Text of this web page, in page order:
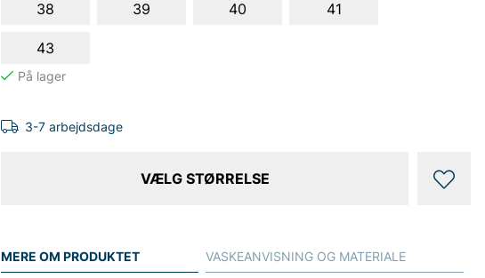
38
39 40 41
43
3-7 arbejdsdage
VÆLG STØRRELSE
MERE OM PRODUKTET VASKEANVISNING OG MATERIALE